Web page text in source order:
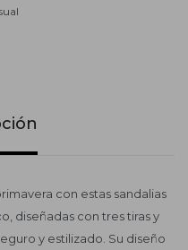
con estas sandalias
diseñadas con tres tiras y
y estilizado. Su diseño